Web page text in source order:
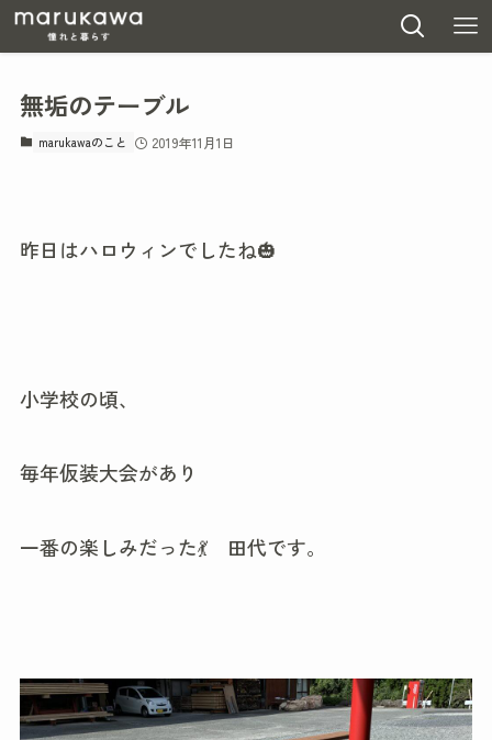
無垢のテーブル
marukawaのこと 2019年11月1日
昨日はハロウィンでしたね🎃
小学校の頃、
毎年仮装大会があり
一番の楽しみだった💃 田代です。